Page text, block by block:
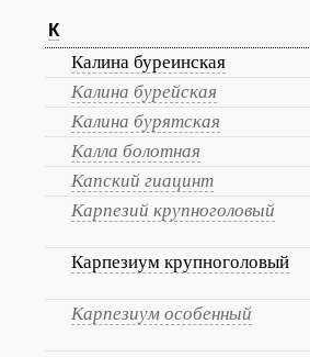
К
Калина буреинская
Калина бурейская
Калина бурятская
Калла болотная
Капский гиацинт
Карпезий крупноголовый
Карпезиум крупноголовый
Карпезиум особенный